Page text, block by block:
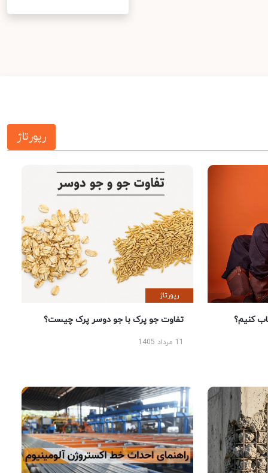
رپورتاژ
کنیم؟
رپورتاژ
تفاوت جو پرک با جو دوسر پرک چیست؟